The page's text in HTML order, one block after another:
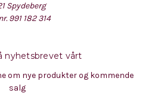
Spydeberg
991 182 314
nyhetsbrevet vårt
om nye produkter og kommende
salg